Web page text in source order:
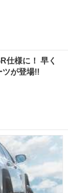
仕様に！ 早く
ツが登場!!